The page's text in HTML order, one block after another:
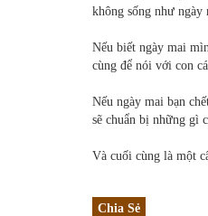
không sống như ngày
Nếu biết ngày mai
cùng để nói với con
Nếu ngày mai bạn
sẽ chuẩn bị những gì
Và cuối cùng là một
Chia Sẻ